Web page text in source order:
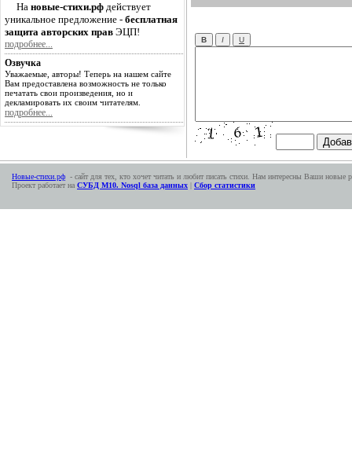
На новые-стихи.рф действует
уникальное предложение - бесплатная
защита авторских прав ЭЦП!
подробнее...
Озвучка
Уважаемые, авторы! Теперь на нашем сайте
Вам предоставлена возможность не только
печатать свои произведения, но и
декламировать их своим читателям.
подробнее...
Новые-стихи.рф - сайт для тех, кто хочет читать и любит писать стихи. Нам интересны Ваши новые
Проект работает на СУБД М10. Nosql база данных | Сбор статистики